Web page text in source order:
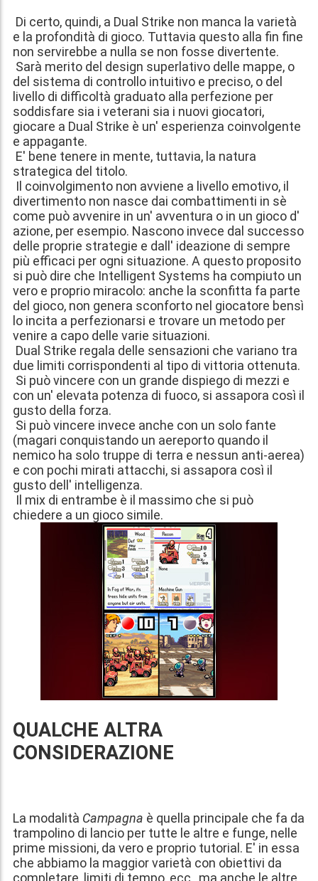
Di certo, quindi, a Dual Strike non manca la varietà
e la profondità di gioco. Tuttavia questo alla fin fine
non servirebbe a nulla se non fosse divertente.
Sarà merito del design superlativo delle mappe, o
del sistema di controllo intuitivo e preciso, o del
livello di difficoltà graduato alla perfezione per
soddisfare sia i veterani sia i nuovi giocatori,
giocare a Dual Strike è un' esperienza coinvolgente
e appagante.
E' bene tenere in mente, tuttavia, la natura
strategica del titolo.
Il coinvolgimento non avviene a livello emotivo, il
divertimento non nasce dai combattimenti in sè
come può avvenire in un' avventura o in un gioco d'
azione, per esempio. Nascono invece dal successo
delle proprie strategie e dall' ideazione di sempre
più efficaci per ogni situazione. A questo proposito
si può dire che Intelligent Systems ha compiuto un
vero e proprio miracolo: anche la sconfitta fa parte
del gioco, non genera sconforto nel giocatore bensì
lo incita a perfezionarsi e trovare un metodo per
venire a capo delle varie situazioni.
Dual Strike regala delle sensazioni che variano tra
due limiti corrispondenti al tipo di vittoria ottenuta.
Si può vincere con un grande dispiego di mezzi e
con un' elevata potenza di fuoco, si assapora così il
gusto della forza.
Si può vincere invece anche con un solo fante
(magari conquistando un aereporto quando il
nemico ha solo truppe di terra e nessun anti-aerea)
e con pochi mirati attacchi, si assapora così il
gusto dell' intelligenza.
Il mix di entrambe è il massimo che si può
chiedere a un gioco simile.
QUALCHE ALTRA
CONSIDERAZIONE
La modalità Campagna è quella principale che fa da
trampolino di lancio per tutte le altre e funge, nelle
prime missioni, da vero e proprio tutorial. E' in essa
che abbiamo la maggior varietà con obiettivi da
completare, limiti di tempo, ecc., ma anche le altre